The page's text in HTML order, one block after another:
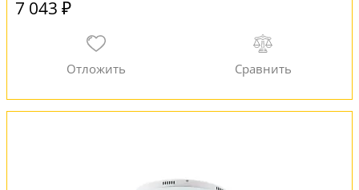
7 043 ₽